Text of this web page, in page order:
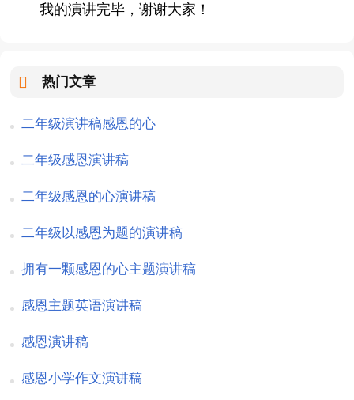
我的演讲完毕，谢谢大家！
热门文章
二年级演讲稿感恩的心
二年级感恩演讲稿
二年级感恩的心演讲稿
二年级以感恩为题的演讲稿
拥有一颗感恩的心主题演讲稿
感恩主题英语演讲稿
感恩演讲稿
感恩小学作文演讲稿